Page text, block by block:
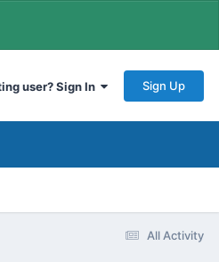
user? Sign In Sign Up
All Activity